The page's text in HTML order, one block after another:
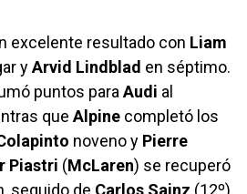
excelente resultado con Liam
yArvid Lindblad en séptimo.
puntos para Audi al
que Alpine completó los
noveno y Pierre
Piastri (McLaren) se recuperó
seguido de Carlos Sainz (12º)